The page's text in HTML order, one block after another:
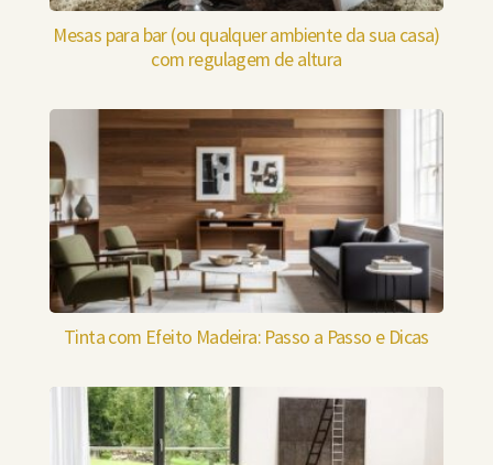
Mesas para bar (ou qualquer ambiente da sua casa)
com regulagem de altura
Tinta com Efeito Madeira: Passo a Passo e Dicas